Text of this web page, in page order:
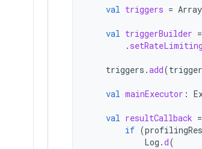
val triggers =
val triggerBuilder =
.
triggers .add(
val mainExecutor :
val resultCallback =
if (
Log .d(